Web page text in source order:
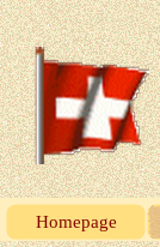
Homepage